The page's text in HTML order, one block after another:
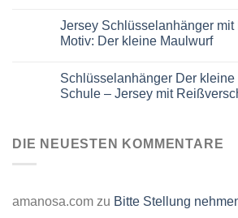
Maulwurf”
Winterspaß
zu
Kinder
Schlüsselanhänger
mit
Reißverschluss
–
Fußballmotiv
Jersey Schlüsselanhänger
Motiv: Der kleine Maulwurf
zu
Jersey
Schlüsselanhänger
Motiv:
Der
Schlüsselanhänger Der
Schule – Jersey mit
Schlüsselanhänger
Der
–
DIE NEUESTEN KOMMENTARE
amanosa.com zu Bitte Stellung